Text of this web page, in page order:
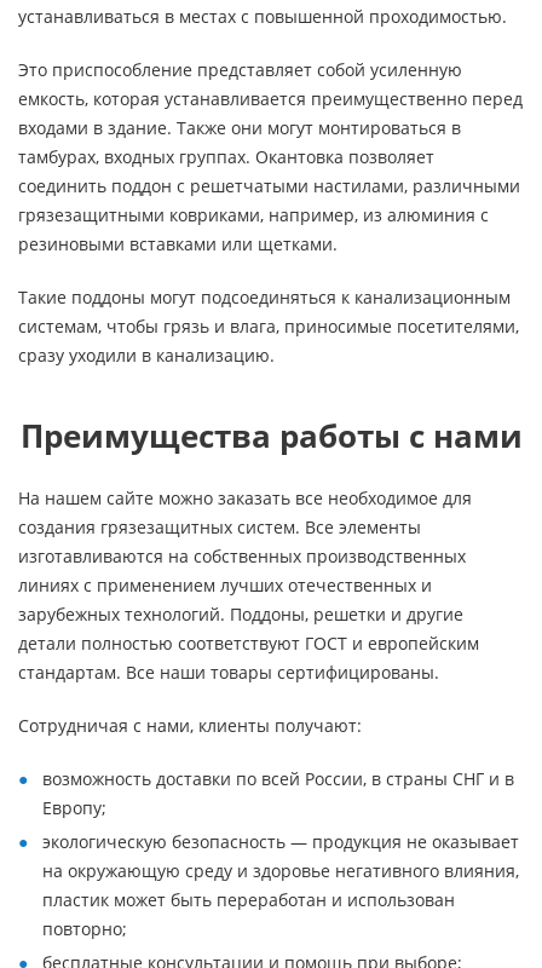
устанавливаться в местах с повышенной проходимостью.
Это приспособление представляет собой усиленную
емкость, которая устанавливается преимущественно перед
входами в здание. Также они могут монтироваться в
тамбурах, входных группах. Окантовка позволяет
соединить поддон с решетчатыми настилами, различными
грязезащитными ковриками, например, из алюминия с
резиновыми вставками или щетками.
Такие поддоны могут подсоединяться к канализационным
системам, чтобы грязь и влага, приносимые посетителями,
сразу уходили в канализацию.
Преимущества работы с нами
На нашем сайте можно заказать все необходимое для
создания грязезащитных систем. Все элементы
изготавливаются на собственных производственных
линиях с применением лучших отечественных и
зарубежных технологий. Поддоны, решетки и другие
детали полностью соответствуют ГОСТ и европейским
стандартам. Все наши товары сертифицированы.
Сотрудничая с нами, клиенты получают:
возможность доставки по всей России, в страны СНГ и в
Европу;
экологическую безопасность — продукция не оказывает
на окружающую среду и здоровье негативного влияния,
пластик может быть переработан и использован
повторно;
бесплатные консультации и помощь при выборе;